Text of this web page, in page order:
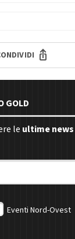
GOLD
le ultime news
Eventi Nord-Ovest